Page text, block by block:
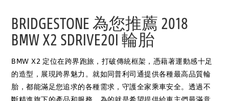
BRIDGESTONE 為您推薦 2018
BMW X2 SDRIVE20I 輪胎
BMW X2 定位在跨界跑旅，打破傳統框架，憑藉著運動感十足
的造型，展現跨界魅力。就如同普利司通提供各種最高品質輪
胎，都能滿足您追求的各種需求，守護全家乘車安全。透過不